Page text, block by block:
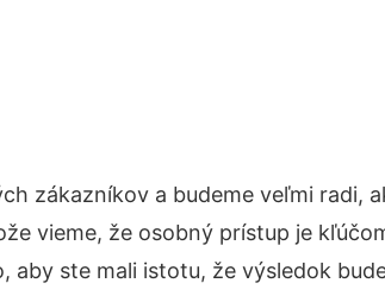
zákazníkov a budeme veľmi radi,
vieme, že osobný prístup je
ste mali istotu, že výsledok